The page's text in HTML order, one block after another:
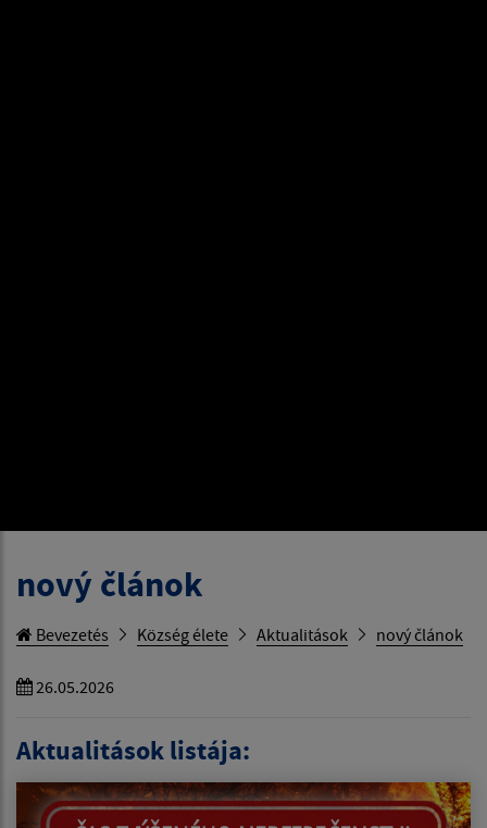
nový článok
Bevezetés Község élete Aktualitások nový článok
26.05.2026
Aktualitások listája: